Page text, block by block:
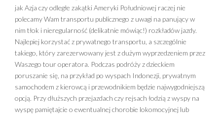
jak Azja czy odległe zakątki Ameryki Południowej raczej nie
polecamy Wam transportu publicznego z uwagi na panujący w
nim tłok i nieregularność (delikatnie mówiąc!) rozkładów jazdy.
Najlepiej korzystać z prywatnego transportu, a szczególnie
takiego, który zarezerwowany jest z dużym wyprzedzeniem przez
Waszego tour operatora. Podczas podróży z dzieckiem
poruszanie się, na przykład po wyspach Indonezji, prywatnym
samochodem z kierowcą i przewodnikiem będzie najwygodniejszą
opcją. Przy dłuższych przejazdach czy rejsach łodzią z wyspy na
wyspę pamiętajcie o ewentualnej chorobie lokomocyjnej lub